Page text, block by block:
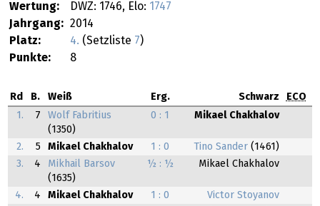
Wertung:
DWZ: 1746, Elo: 1747
Jahrgang: 2014
Platz:
4. (Setzliste 7)
Punkte:
8
Rd B. Weiß Erg. Schwarz
ECO
1.
7
Wolf Fabritius
(1350)
0 : 1 Mikael Chakhalov
2. 5 Mikael Chakhalov 1 : 0 Tino Sander (1461)
3.
4
Mikhail Barsov
(1635)
½ : ½ Mikael Chakhalov
4. 4 Mikael Chakhalov 1 : 0
Victor Stoyanov